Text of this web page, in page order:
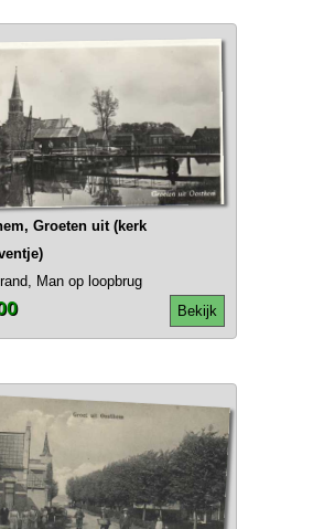
Groeten uit (kerk
Man op loopbrug
Bekijk